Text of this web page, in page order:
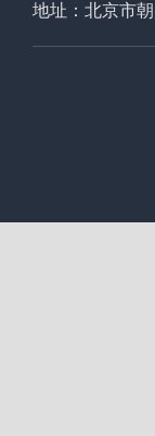
地址：北京市